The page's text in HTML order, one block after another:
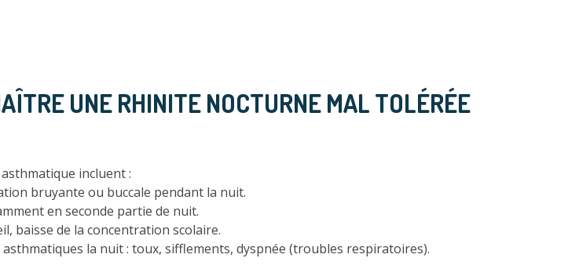
UNE RHINITE NOCTURNE MAL TOLÉRÉE
incluent :
bruyante ou buccale pendant la nuit.
en seconde partie de nuit.
baisse de la concentration scolaire.
la nuit : toux, sifflements, dyspnée (troubles respiratoires).